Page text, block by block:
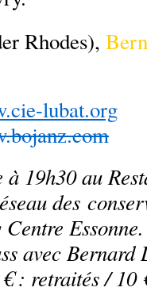
Rhodes),
lubat.org
à 19h30 au
des
avec
: retraités / 10